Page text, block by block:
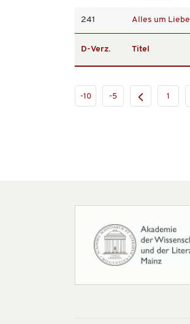
241 Alles um Liebe
D-Verz. Titel
-10 -5 1